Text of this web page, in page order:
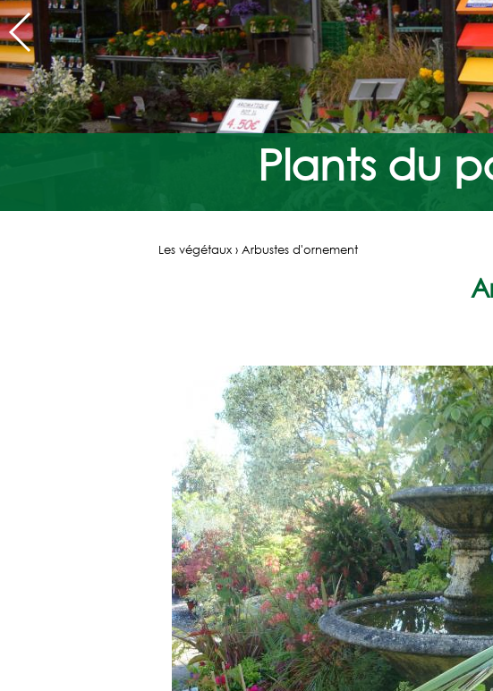
Plants du
Les végétaux › Arbustes d'ornement